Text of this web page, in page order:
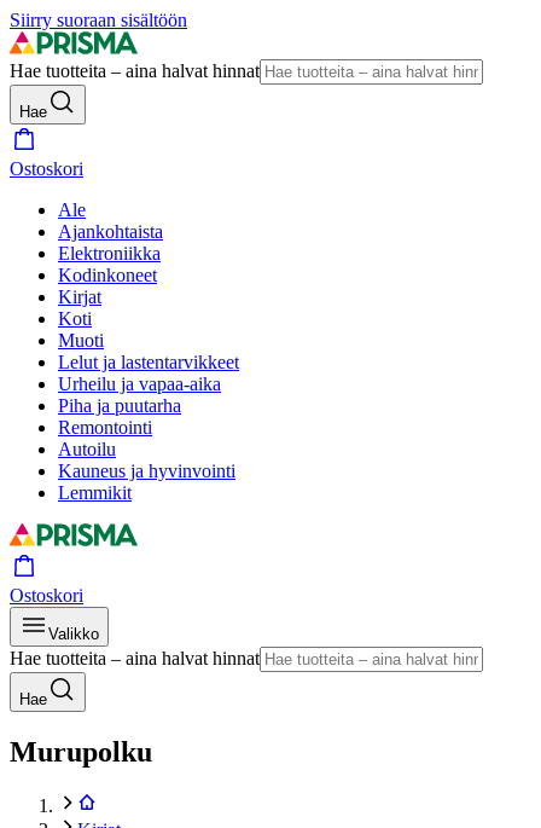
Siirry suoraan sisältöön
Hae tuotteita – aina halvat hinnat
Hae
Ostoskori
Ale
Ajankohtaista
Elektroniikka
Kodinkoneet
Kirjat
Koti
Muoti
Lelut ja lastentarvikkeet
Urheilu ja vapaa-aika
Piha ja puutarha
Remontointi
Autoilu
Kauneus ja hyvinvointi
Lemmikit
Ostoskori
Valikko
Hae tuotteita – aina halvat hinnat
Hae
Murupolku